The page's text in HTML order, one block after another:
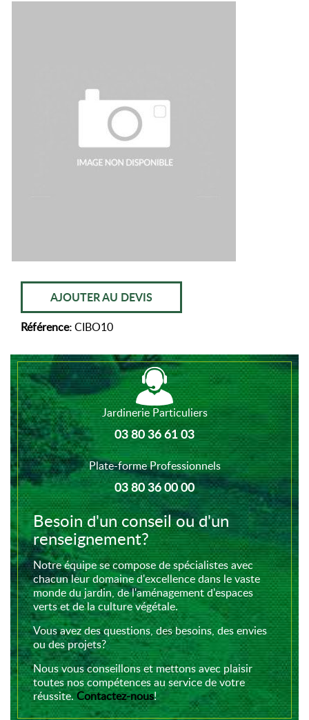
AJOUTER AU DEVIS
Référence:CIBO10
Jardinerie Particuliers
03 80 36 61 03
Plate-forme Professionnels
03 80 36 00 00
Besoin d'un conseil ou d'un
renseignement?
Notre équipe se compose de spécialistes avec
chacun leur domaine d'excellence dans le vaste
monde du jardin, de l'aménagement d'espaces
verts et de la culture végétale.
Vous avez des questions, des besoins, des envies
ou des projets?
Nous vous conseillons et mettons avec plaisir
toutes nos compétences au service de votre
réussite.Contactez-nous!